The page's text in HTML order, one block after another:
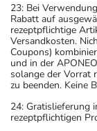
23: Bei
Rabatt auf
rezeptpflichtige
Versandkosten.
Coupons)
und in der
solange der Vorrat
zu beenden. Keine
24: Gratislieferung
rezeptpflichtigen